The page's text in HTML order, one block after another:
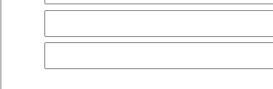
24231 Onzonilla
Jose Angel alvarez suarez